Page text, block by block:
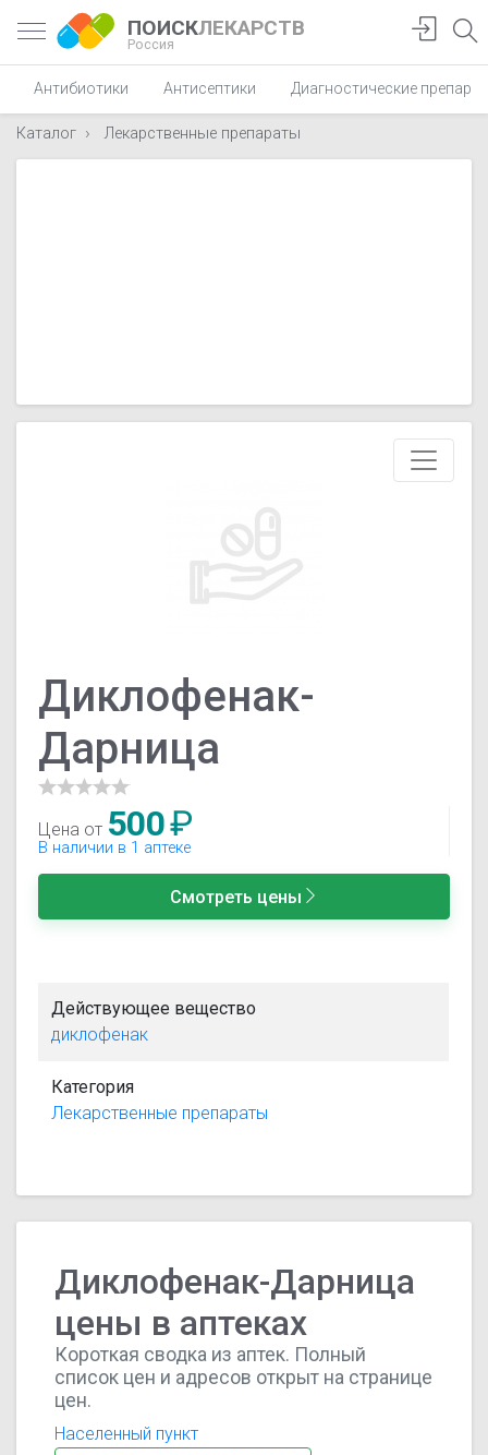
ПОИСКЛЕКАРСТВ
Россия
Антибиотики Антисептики Диагностические
Каталог Лекарственные препараты
Диклофенак-
Дарница
Цена от 500₽
В наличии в 1 аптеке
Смотреть цены
Действующее вещество
диклофенак
Категория
Лекарственные препараты
Диклофенак-Дарница
цены в аптеках
Короткая сводка из аптек. Полный
список цен и адресов открыт на странице
цен.
Населенный пункт